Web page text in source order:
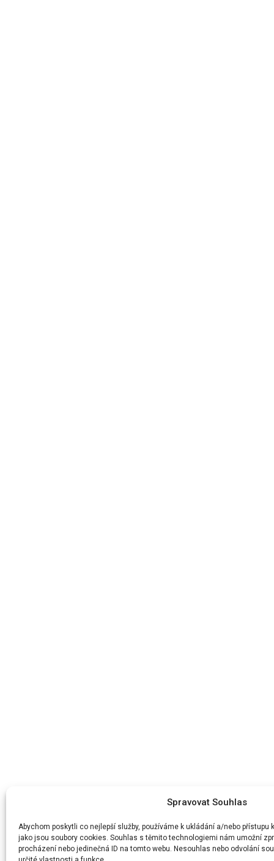
Spravovat Souhlas
Abychom poskytli co nejlepší služby, používáme k ukládání a/nebo
jako jsou soubory cookies. Souhlas s těmito technologiemi nám umožní
procházení nebo jedinečná ID na tomto webu. Nesouhlas nebo odvolání